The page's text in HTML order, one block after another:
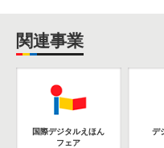
関連事業
国際デジタルえほん
フェア
デ